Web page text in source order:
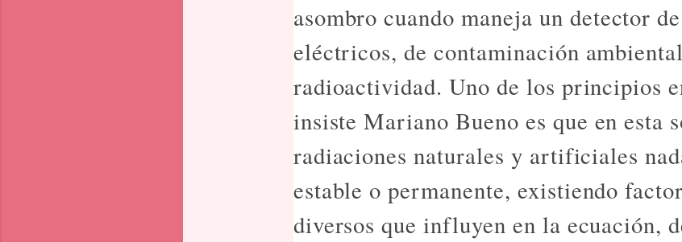
asombro cuando maneja un detector
eléctricos, de contaminación
radioactividad. Uno de los principios
insiste Mariano Bueno es que en esta
radiaciones naturales y artificiales
estable o permanente, existiendo
diversos que influyen en la ecuación,